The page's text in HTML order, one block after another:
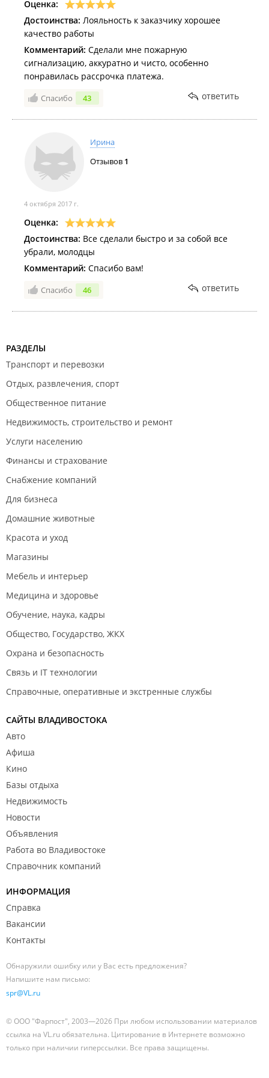
открытым способом;
Монтаж слаботочного провода в короб;
Монтаж слаботочного провода в фальшпол;
Монтаж слаботочного провода в фальшпотолок;
Прокладка видеокабеля;
Прокладка кабеля питания для устройств;
Контроль доступа;
Установка доводчика на дверь;
Установка замка электромеханического;
Установка замка электромагнитного;
Оценка:
Достоинства: Лояльность к заказчику хорошее
качество работы
Комментарий: Сделали мне пожарную
сигнализацию, аккуратно и чисто, особенно
понравилась рассрочка платежа.
Спасибо 43 ответить
Ирина
Отзывов 1
4 октября 2017 г.
Оценка:
Достоинства: Все сделали быстро и за собой все
убрали, молодцы
Комментарий: Спасибо вам!
Спасибо 46 ответить
РАЗДЕЛЫ
Транспорт и перевозки
Отдых, развлечения, спорт
Общественное питание
Недвижимость, строительство и ремонт
Услуги населению
Финансы и страхование
Снабжение компаний
Для бизнеса
Домашние животные
Красота и уход
Магазины
Мебель и интерьер
Медицина и здоровье
Обучение, наука, кадры
Общество, Государство, ЖКХ
Охрана и безопасность
Связь и IT технологии
Справочные, оперативные и экстренные службы
САЙТЫ ВЛАДИВОСТОКА
Авто
Афиша
Кино
Базы отдыха
Недвижимость
Новости
Объявления
Работа во Владивостоке
Справочник компаний
ИНФОРМАЦИЯ
Справка
Вакансии
Контакты
Обнаружили ошибку или у Вас есть предложения?
Напишите нам письмо:
spr@VL.ru
© ООО "Фарпост", 2003—2026 При любом использовании материалов
ссылка на VL.ru обязательна. Цитирование в Интернете возможно
только при наличии гиперссылки. Все права защищены.